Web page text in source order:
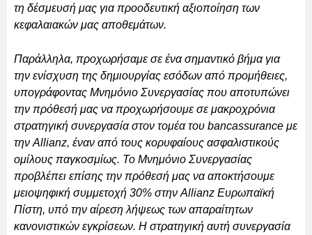
τη δέσμευσή μας για προοδευτική αξιοποίηση των
κεφαλαιακών μας αποθεμάτων.
Παράλληλα, προχωρήσαμε σε ένα σημαντικό βήμα για
την ενίσχυση της δημιουργίας εσόδων από προμήθειες,
υπογράφοντας Μνημόνιο Συνεργασίας που αποτυπώνει
την πρόθεσή μας να προχωρήσουμε σε μακροχρόνια
στρατηγική συνεργασία στον τομέα του bancassurance με
την Allianz, έναν από τους κορυφαίους ασφαλιστικούς
ομίλους παγκοσμίως. Το Μνημόνιο Συνεργασίας
προβλέπει επίσης την πρόθεσή μας να αποκτήσουμε
μειοψηφική συμμετοχή 30% στην Allianz Ευρωπαϊκή
Πίστη, υπό την αίρεση λήψεως των απαραίτητων
κανονιστικών εγκρίσεων. Η στρατηγική αυτή συνεργασία